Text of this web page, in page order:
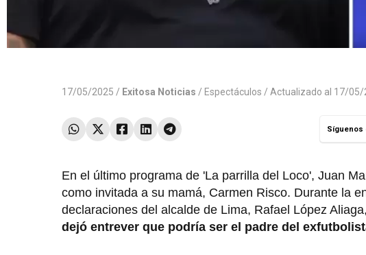
17/05/2025 / Exitosa Noticias / Espectáculos / Actualizado al 17/05/
Síguenos
En el último programa de 'La parrilla del Loco', Juan
como invitada a su mamá, Carmen Risco. Durante la
declaraciones del alcalde de Lima, Rafael López Aliaga,
dejó entrever que podría ser el padre del